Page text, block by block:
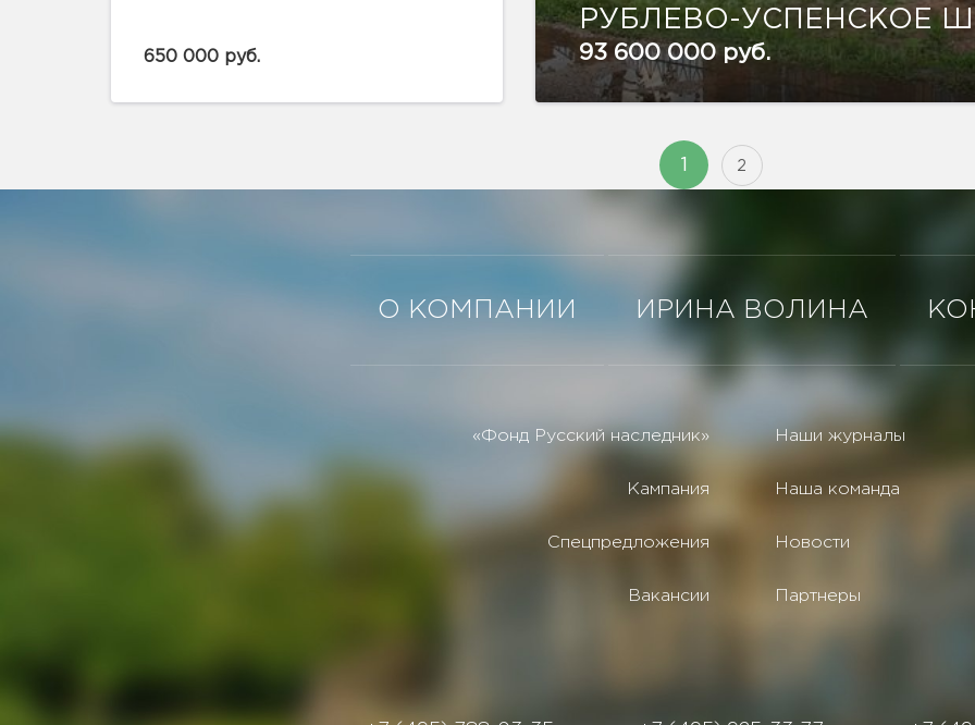
650 000 руб.
РУБЛЕВО-УСПЕНСКОЕ
93 600 000 руб.
2
О КОМПАНИИ ИРИНА ВОЛИНА
«Фонд Русский наследник»
Кампания
Спецпредложения
Вакансии
Наши журналы
Наша команда
Новости
Партнеры